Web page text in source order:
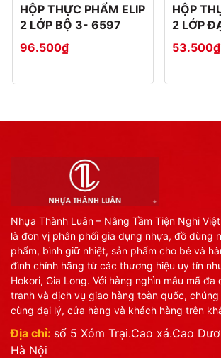
HỘP THỰC PHẨM ELIP
2 LỚP BỘ 3- 6597
96.500₫
HỘP
2 LỚP
53.500₫
Nhựa Thành Luân – Nâng Tầm Tiện Nghi
là đơn vị phân phối gia dụng nhựa, đồ dùng
phẩm, bình giữ nhiệt, sản phẩm cho bé và
đình chính hãng từ các thương hiệu uy tín
Hokori, Gia Long. Với hàng nghìn mẫu mã đa
tranh và dịch vụ giao hàng toàn quốc,
cùng đại lý, cửa hàng và khách hàng trên
Địa chỉ: số 5 Xóm Trại.Cao xá.Cao
Hà Nội